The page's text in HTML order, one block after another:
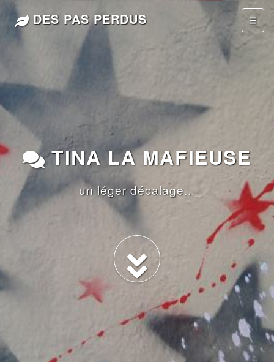
DES PAS PERDUS
TINA LA MAFIEUSE
un léger décalage...